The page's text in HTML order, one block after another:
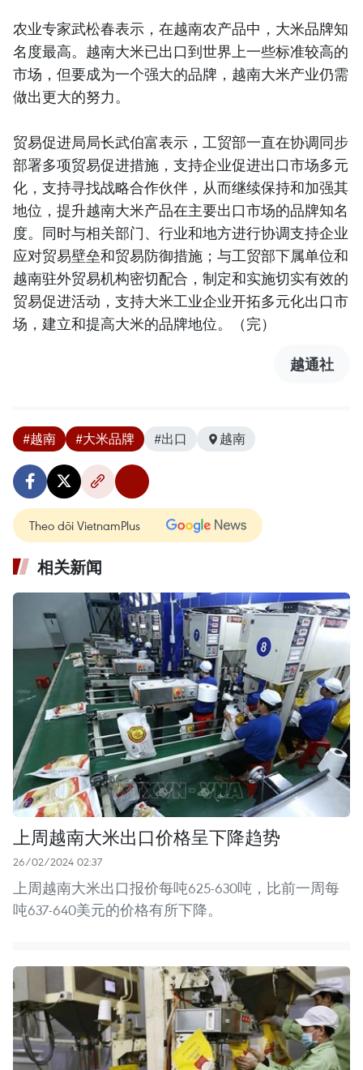
农业专家武松春表示，在越南农产品中，大米品牌知
名度最高。越南大米已出口到世界上一些标准较高的
市场，但要成为一个强大的品牌，越南大米产业仍需
做出更大的努力。
贸易促进局局长武伯富表示，工贸部一直在协调同步
部署多项贸易促进措施，支持企业促进出口市场多元
化，支持寻找战略合作伙伴，从而继续保持和加强其
地位，提升越南大米产品在主要出口市场的品牌知名
度。同时与相关部门、行业和地方进行协调支持企业
应对贸易壁垒和贸易防御措施；与工贸部下属单位和
越南驻外贸易机构密切配合，制定和实施切实有效的
贸易促进活动，支持大米工业企业开拓多元化出口市
场，建立和提高大米的品牌地位。（完）
越通社
#越南 #大米品牌 #出口 越南
Theo dõi VietnamPlus
相关新闻
上周越南大米出口价格呈下降趋势
26/02/2024 02:37
上周越南大米出口报价每吨625-630吨，比前一周每
吨637-640美元的价格有所下降。